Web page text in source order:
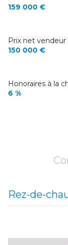
159 000 €
Prix net vendeur
150 000 €
Honoraires à la
6 %
Rez-de-
bureau